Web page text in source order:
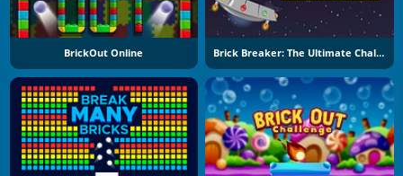
BrickOut Online Brick Breaker: The Ultimate Challenge